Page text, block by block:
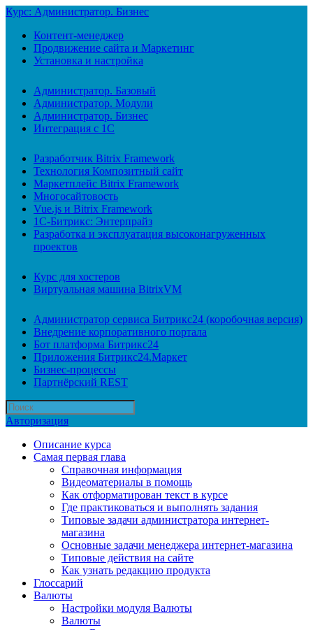
Курс: Администратор. Бизнес
Контент-менеджер
Продвижение сайта и Маркетинг
Установка и настройка
Администратор. Базовый
Администратор. Модули
Администратор. Бизнес
Интеграция с 1С
Разработчик Bitrix Framework
Технология Композитный сайт
Маркетплейс Bitrix Framework
Многосайтовость
Vue.js и Bitrix Framework
1С-Битрикс: Энтерпрайз
Разработка и эксплуатация высоконагруженных
проектов
Курс для хостеров
Виртуальная машина BitrixVM
Администратор сервиса Битрикс24 (коробочная версия)
Внедрение корпоративного портала
Бот платформа Битрикс24
Приложения Битрикс24.Маркет
Бизнес-процессы
Партнёрский REST
Авторизация
Описание курса
Самая первая глава
Справочная информация
Видеоматериалы в помощь
Как отформатирован текст в курсе
Где практиковаться и выполнять задания
Типовые задачи администратора интернет-
магазина
Основные задачи менеджера интернет-магазина
Типовые действия на сайте
Как узнать редакцию продукта
Глоссарий
Валюты
Настройки модуля Валюты
Валюты